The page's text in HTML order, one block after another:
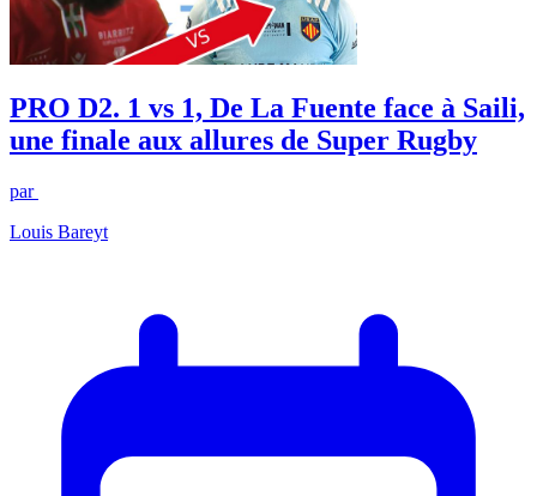
PRO D2. 1 vs 1, De La Fuente face à Saili,
une finale aux allures de Super Rugby
par
Louis Bareyt